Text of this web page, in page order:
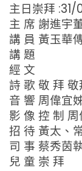
主日崇拜
主 席 謝進宇
講 員 黃玉華
講 題
經 文
詩 歌 敬 拜 敬
音 響 周偉宜
影 像 控 制
招 待 黃太、
司 事 蔡秀茵
兒 童 崇 拜